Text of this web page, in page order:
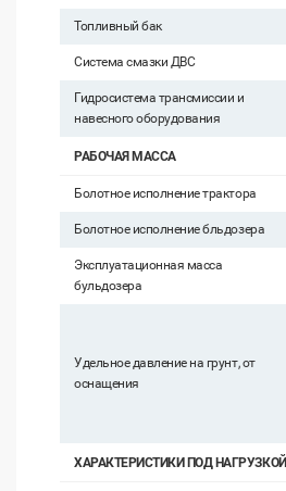
Топливный бак
Система смазки ДВС
Гидросистема трансмиссии и
навесного оборудования
РАБОЧАЯ МАССА
Болотное исполнение трактора
Болотное исполнение бльдозера
Эксплуатационная масса
бульдозера
Удельное давление на грунт, от
оснащения
ХАРАКТЕРИСТИКИ ПОД НАГРУЗКОЙ